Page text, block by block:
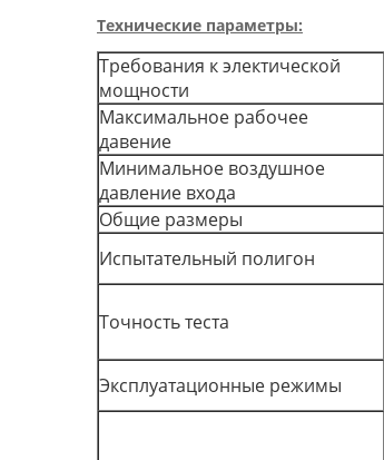
Технические параметры:
Требования к электической
мощности
Максимальное рабочее
давение
Минимальное воздушное
давление входа
Общие размеры
Испытательный полигон
Точность теста
Эксплуатационные режимы